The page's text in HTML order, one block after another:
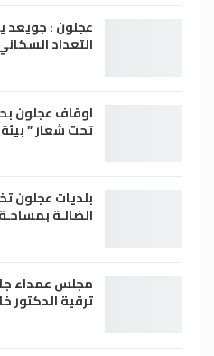
عجلون : جويعد
التعداد
اوقاف عجلون
تحت شعار ”
بلديات عجلون
الضالـة بمساحـة 10…
مجلس عمداء
ترقية الدكتور